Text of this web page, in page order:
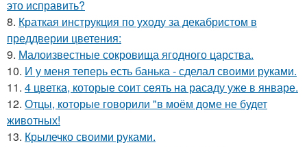
это исправить?
8. Краткая инструкция по уходу за декабристом в
преддверии цветения:
9. Малоизвестные сокровища ягодного царства.
10. И у меня теперь есть банька - сделал своими руками.
11. 4 цветка, которые соит сеять на расаду уже в январе.
12. Отцы, которые говорили "в моём доме не будет
животных!
13. Крылечко своими руками.